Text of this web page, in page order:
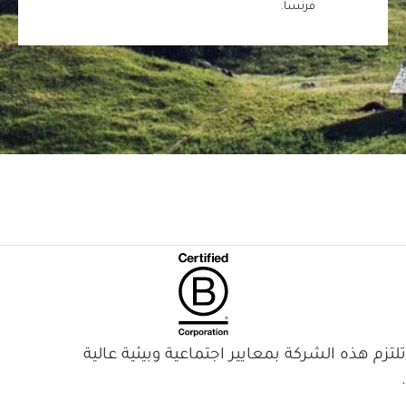
فرنسا.
تلتزم هذه الشركة بمعايير اجتماعية وبيئية عالية
.